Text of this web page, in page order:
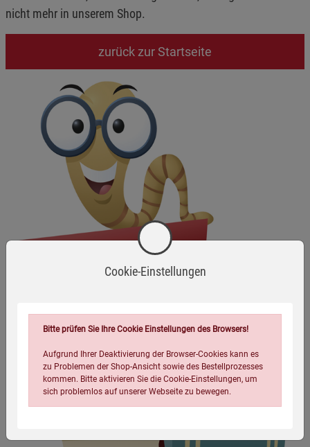
nicht mehr in unserem Shop.
zurück zur Startseite
Cookie-Einstellungen
Bitte prüfen Sie Ihre Cookie Einstellungen des Browsers!
Aufgrund Ihrer Deaktivierung der Browser-Cookies kann es
zu Problemen der Shop-Ansicht sowie des Bestellprozesses
kommen. Bitte aktivieren Sie die Cookie-Einstellungen, um
sich problemlos auf unserer Webseite zu bewegen.